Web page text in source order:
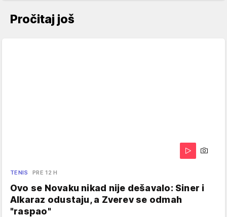
Pročitaj još
TENIS PRE 12 H
Ovo se Novaku nikad nije dešavalo: Siner i
Alkaraz odustaju, a Zverev se odmah
"raspao"